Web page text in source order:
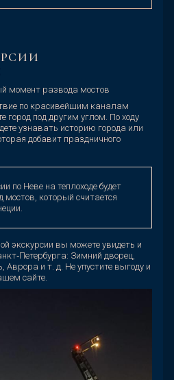
момент развода мостов
по красивейшим каналам
город под другим углом. По ходу
узнавать историю города или
добавит праздничного
по Неве на теплоходе будет
который считается
экскурсии вы можете увидеть и
Зимний дворец,
Аврора и т. д. Не упустите выгоду и
сайте.